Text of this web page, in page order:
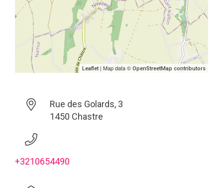
Leaflet | Map data © OpenStreetMap contributors
Rue des Golards, 3
1450 Chastre
+3210654490